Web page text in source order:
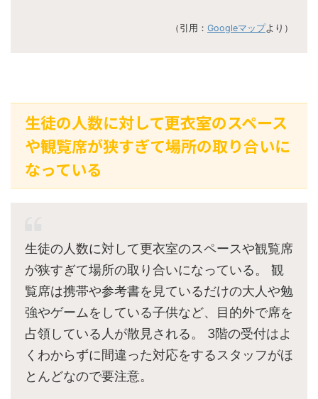
（引用： Googleマップより）
生徒の人数に対して更衣室のスペース
や観覧席が狭すぎて場所の取り合いに
なっている
生徒の人数に対して更衣室のスペースや観覧席
が狭すぎて場所の取り合いになっている。 観
覧席は携帯や参考書を見ているだけの大人や勉
強やゲームをしている子供など、目的外で席を
占領している人が散見される。 3階の受付はよ
くわからずに間違った対応をするスタッフがほ
とんどなので要注意。